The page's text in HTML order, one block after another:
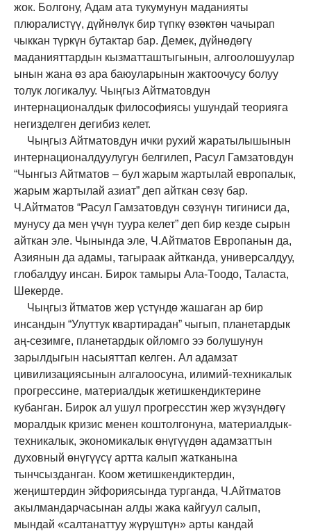
жок. Болгону, Адам ата тукумунун маданияты
плюралистүү, дүйнөлүк бир түпкү өзөктөн чачырап
чыккан түркүн бутактар бар. Демек, дүйнөдөгү
маданияттардын кызматташтыгынын, алгоолошуулар
ынын жана өз ара баюуларынын жактоочусу болуу
толук логикалуу. Чыңгыз Айтматовдун
интернационалдык философиясы ушундай теорияга
негизделген дегибиз келет.
Чыңгыз Айтматовдун ички рухий жаратылышынын
интернационалдуулугун белгилеп, Расул Гамзатовдун
“Чынгыз Айтматов – бул жарым жартылай европалык,
жарым жартылай азиат” деп айткан сөзү бар.
Ч.Айтматов “Расул Гамзатовдун сөзүнүн тигиниси да,
мунусу да мен үчүн туура келет” деп бир кезде сырын
айткан эле. Чынында эле, Ч.Айтматов Европанын да,
Азиянын да адамы, тагыраак айтканда, универсалдуу,
глобалдуу инсан. Бирок тамыры Ала-Тоодо, Таласта,
Шекерде.
Чыңгыз йтматов жер үстүндө жашаган ар бир
инсандын “Улуттук квартирадан” чыгып, планетардык
аң-сезимге, планетардык ойломго ээ болушунун
зарылдыгын насыяттап келген. Ал адамзат
цивилизациясынын алгалоосуна, илимий-техникалык
прогрессине, материалдык жетишкендиктерине
кубанган. Бирок ал ушул прогресстин жер жүзүндөгү
моралдык кризис менен коштолгонуна, материалдык-
техникалык, экономикалык өнүгүүдөн адамзаттын
духовный өнүгүүсү артта калып жатканына
тынчсызданган. Коом жетишкендиктердин,
жеңиштердин эйфориясында турганда, Ч.Айтматов
акылмандарчасынан алды жака кайгуул салып,
мындай «салтанаттуу жүрүштүн» арты кандай